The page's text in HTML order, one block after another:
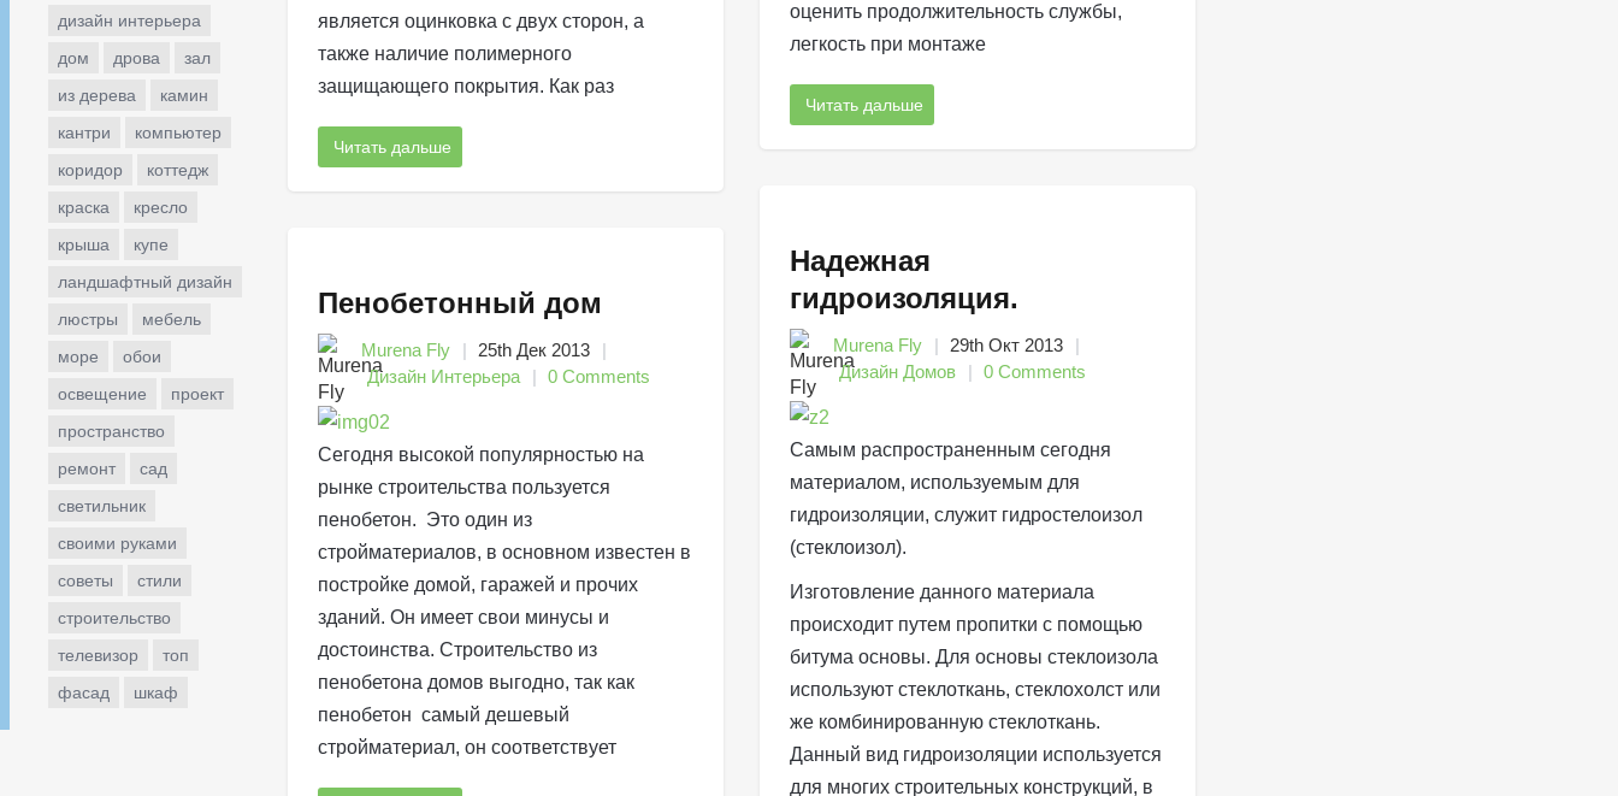
дизайн интерьера
дом
дрова
зал
из дерева
камин
кантри
компьютер
коридор
коттедж
краска
кресло
крыша
купе
ландшафтный дизайн
люстры
мебель
море
обои
освещение
проект
пространство
ремонт
сад
светильник
своими руками
советы
стили
строительство
телевизор
топ
фасад
шкаф
является оцинковка с двух сторон, а
также наличие полимерного
защищающего покрытия. Как раз
Читать дальше
Пенобетонный дом
Murena Fly
25th Дек 2013
Дизайн Интерьера
0 Comments
Сегодня высокой популярностью на
рынке строительства пользуется
пенобетон. Это один из
стройматериалов, в основном известен в
постройке домой, гаражей и прочих
зданий. Он имеет свои минусы и
достоинства. Строительство из
пенобетона домов выгодно, так как
пенобетон самый дешевый
стройматериал, он соответствует
оценить продолжительность службы,
легкость при монтаже
Читать дальше
Надежная
гидроизоляция.
Murena Fly
29th Окт 2013
Дизайн Домов
0 Comments
Самым распространенным сегодня
материалом, используемым для
гидроизоляции, служит гидростелоизол
(стеклоизол).
Изготовление данного материала
происходит путем пропитки с помощью
битума основы. Для основы стеклоизола
используют стеклоткань, стеклохолст или
же комбинированную стеклоткань.
Данный вид гидроизоляции используется
для многих строительных конструкций, в